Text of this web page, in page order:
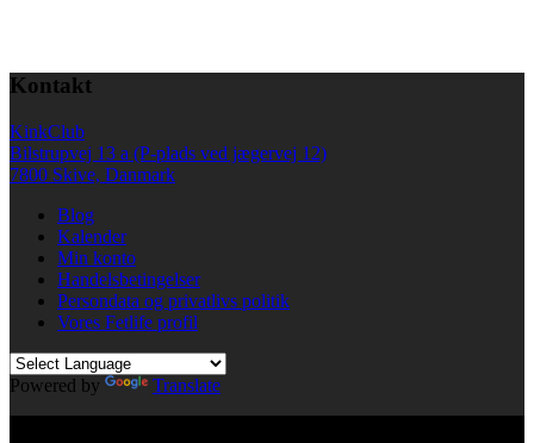
Kontakt
KinkClub
Bilstrupvej 13 a (P-plads ved jægervej 12)
7800 Skive, Danmark
Blog
Kalender
Min konto
Handelsbetingelser
Persondata og privatlivs politik
Vores Fetlife profil
Powered by
Translate